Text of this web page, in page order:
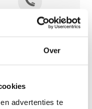
Over
advertenties te